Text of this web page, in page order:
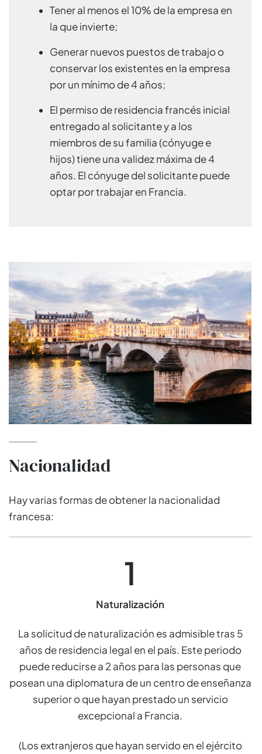
Tener al menos el 10% de la empresa en
la que invierte;
Generar nuevos puestos de trabajo o
conservar los existentes en la empresa
por un mínimo de 4 años;
El permiso de residencia francés inicial
entregado al solicitante y a los
miembros de su familia (cónyuge e
hijos) tiene una validez máxima de 4
años. El cónyuge del solicitante puede
optar por trabajar en Francia.
Nacionalidad
Hay varias formas de obtener la nacionalidad
francesa:
1
Naturalización
La solicitud de naturalización es admisible tras 5
años de residencia legal en el país. Este periodo
puede reducirse a 2 años para las personas que
posean una diplomatura de un centro de enseñanza
superior o que hayan prestado un servicio
excepcional a Francia.
(Los extranjeros que hayan servido en el ejército